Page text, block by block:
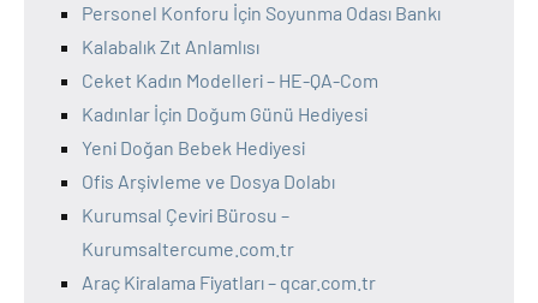
Personel Konforu İçin Soyunma Odası Bankı
Kalabalık Zıt Anlamlısı
Ceket Kadın Modelleri – HE-QA-Com
Kadınlar İçin Doğum Günü Hediyesi
Yeni Doğan Bebek Hediyesi
Ofis Arşivleme ve Dosya Dolabı
Kurumsal Çeviri Bürosu –
Kurumsaltercume.com.tr
Araç Kiralama Fiyatları – qcar.com.tr